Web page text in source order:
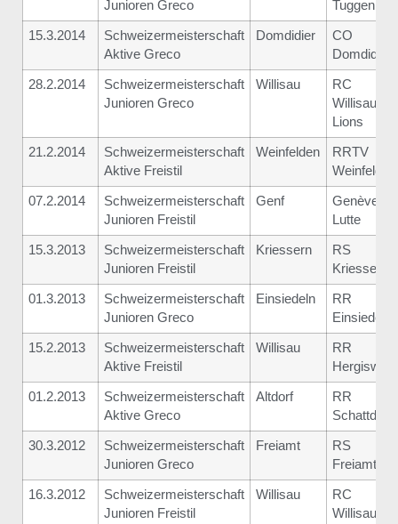
Junioren Greco Tuggen
15.3.2014
Schweizermeisterschaft
Aktive Greco
Domdidier
CO
Domdidier
28.2.2014
Schweizermeisterschaft
Junioren Greco
Willisau
RC
Willisau
Lions
21.2.2014
Schweizermeisterschaft
Aktive Freistil
Weinfelden
RRTV
Weinfelden
07.2.2014
Schweizermeisterschaft
Junioren Freistil
Genf
Genève-
Lutte
15.3.2013
Schweizermeisterschaft
Junioren Freistil
Kriessern
RS
Kriessern
01.3.2013
Schweizermeisterschaft
Junioren Greco
Einsiedeln
RR
Einsiedeln
15.2.2013
Schweizermeisterschaft
Aktive Freistil
Willisau
RR
Hergiswil
01.2.2013
Schweizermeisterschaft
Aktive Greco
Altdorf
RR
Schattdorf
30.3.2012
Schweizermeisterschaft
Junioren Greco
Freiamt
RS
Freiamt
16.3.2012
Schweizermeisterschaft
Junioren Freistil
Willisau
RC
Willisau